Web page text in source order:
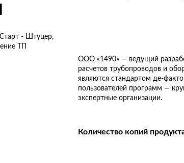
ООО «1490» — ведущий
расчетов трубопроводов и
являются стандартом де-
пользователей программ —
экспертные организации.
Количество копий